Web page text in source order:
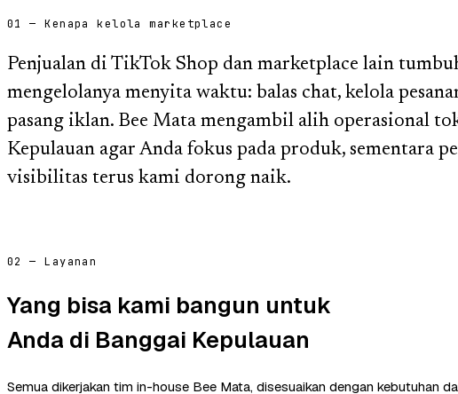
01 — Kenapa kelola marketplace
Penjualan di TikTok Shop dan marketplace lain
mengelolanya menyita waktu: balas chat, kelola
pasang iklan. Bee Mata mengambil alih operasional
Kepulauan agar Anda fokus pada produk, sementara
visibilitas terus kami dorong naik.
02 — Layanan
Yang bisa kami bangun untuk
Anda di Banggai Kepulauan
Semua dikerjakan tim in-house Bee Mata, disesuaikan dengan kebutuhan